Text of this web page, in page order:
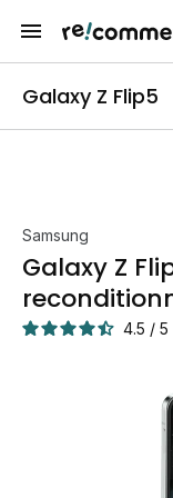
Galaxy Z Flip5
Samsung
Galaxy Z
4.5 / 5